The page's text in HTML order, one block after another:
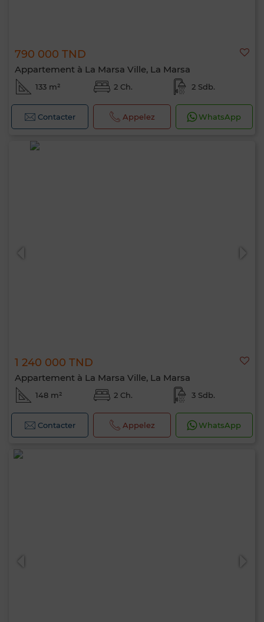
790 000 TND
Appartement à La Marsa Ville, La Marsa
133 m² 2 Ch. 2 Sdb.
Contacter Appelez WhatsApp
1 240 000 TND
Appartement à La Marsa Ville, La Marsa
148 m² 2 Ch. 3 Sdb.
Contacter Appelez WhatsApp